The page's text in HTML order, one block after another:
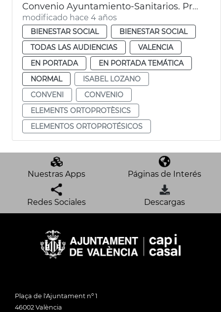
Convenio Ayuntamiento-Sanitarios. Productos ortoprotésicos
modificado hace 4 años
BIENESTAR SOCIAL
BIENESTAR SOCIAL
TODAS LAS AUDIENCIAS
VALENCIA
EN PORTADA
EN PORTADA TEMÁTICA
NORMAL
ISABEL LOZANO
CONVENI
CONVENIO
ELEMENTS ORTOPROTÈSICS
ELEMENTOS ORTOPROTÉSICOS
Nuestras Apps Páginas de Interés
Redes Sociales Descargas
Plaça de l'Ajuntament nº 1
46002 València